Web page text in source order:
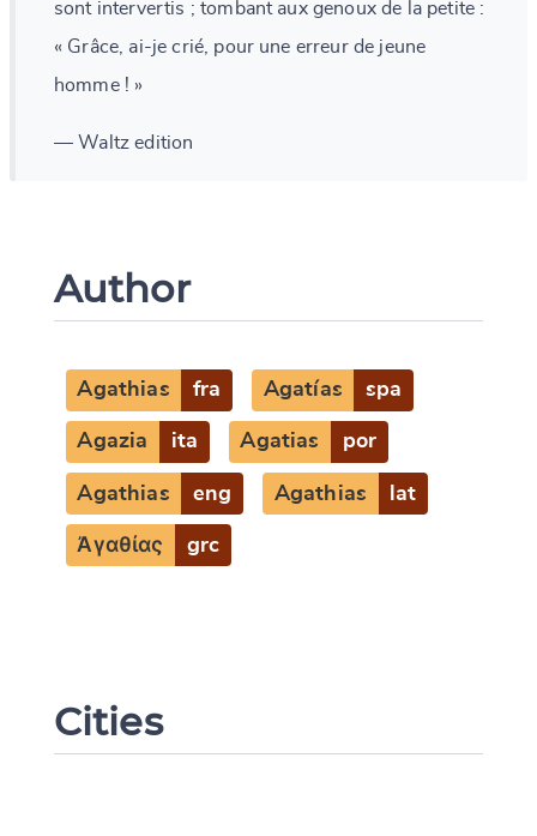
sont intervertis ; tombant aux genoux de la petite :
« Grâce, ai-je crié, pour une erreur de jeune
homme ! »
— Waltz edition
Author
Agathias fra Agatías spa
Agazia ita Agatias por
Agathias eng Agathias lat
Ἀγαθίας grc
Cities